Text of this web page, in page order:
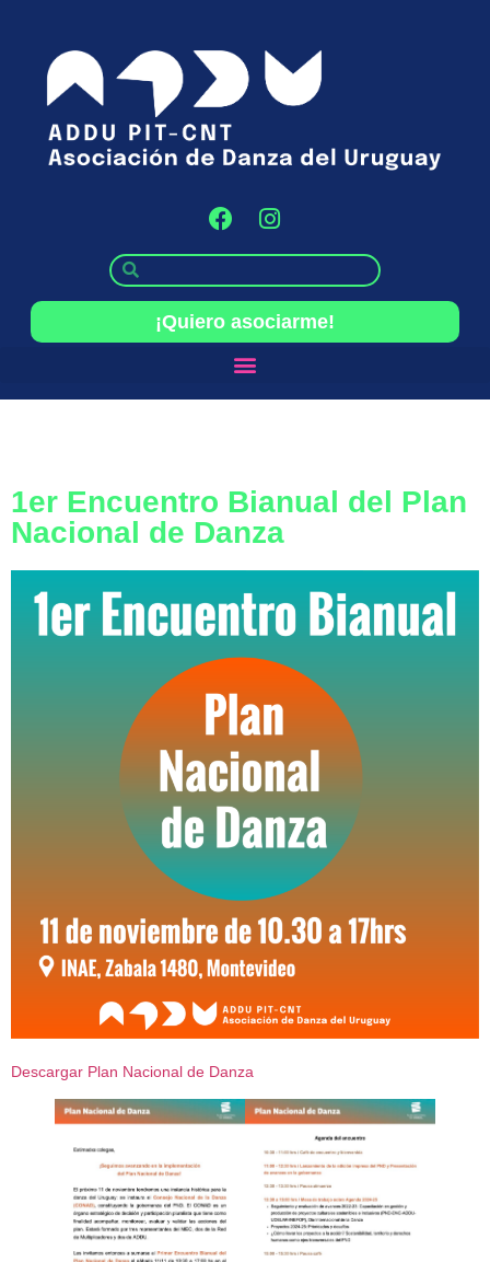
¡Quiero asociarme!
1er Encuentro Bianual del Plan
Nacional de Danza
Descargar Plan Nacional de Danza